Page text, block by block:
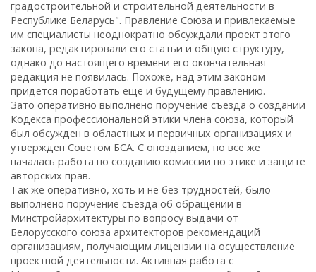
градостроительной и строительной деятельности в
Республике Беларусь". Правление Союза и привлекаемые
им специалисты неоднократно обсуждали проект этого
закона, редактировали его статьи и общую структуру,
однако до настоящего времени его окончательная
редакция не появилась. Похоже, над этим законом
придется поработать еще и будущему правлению.
Зато оперативно выполнено поручение съезда о создании
Кодекса профессиональной этики члена союза, который
был обсужден в областных и первичных организациях и
утвержден Советом БСА. С опозданием, но все же
началась работа по созданию комиссии по этике и защите
авторских прав.
Так же оперативно, хоть и не без трудностей, было
выполнено поручение съезда об обращении в
Минстройархитектуры по вопросу выдачи от
Белорусского союза архитекторов рекомендаций
организациям, получающим лицензии на осуществление
проектной деятельности. Активная работа с